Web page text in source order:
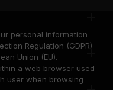
personal information
Regulation (GDPR)
Union (EU).
a web browser used
user when browsing